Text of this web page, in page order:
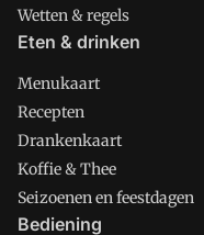
Wetten & regels
Eten & drinken
Menukaart
Recepten
Drankenkaart
Koffie & Thee
Seizoenen en feestdagen
Bediening